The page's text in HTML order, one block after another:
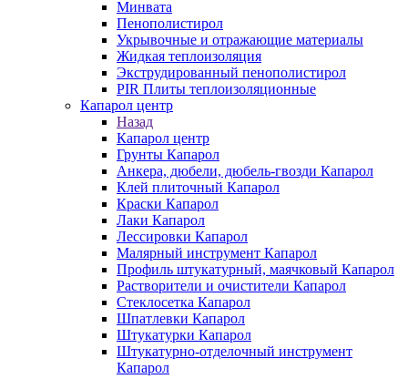
Минвата
Пенополистирол
Укрывочные и отражающие материалы
Жидкая теплоизоляция
Экструдированный пенополистирол
PIR Плиты теплоизоляционные
Капарол центр
Назад
Капарол центр
Грунты Капарол
Анкера, дюбели, дюбель-гвозди Капарол
Клей плиточный Капарол
Краски Капарол
Лаки Капарол
Лессировки Капарол
Малярный инструмент Капарол
Профиль штукатурный, маячковый Капарол
Растворители и очистители Капарол
Cтеклосетка Капарол
Шпатлевки Капарол
Штукатурки Капарол
Штукатурно-отделочный инструмент
Капарол